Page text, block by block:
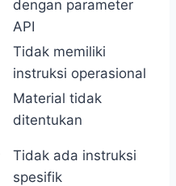
dengan parameter
API
Tidak memiliki
instruksi operasional
Material tidak
ditentukan
Tidak ada instruksi
spesifik